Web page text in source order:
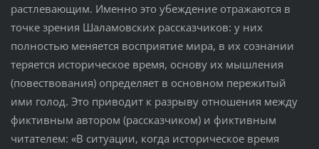
растлевающим. Именно это убеждение отражаются в
точке зрения Шаламовских рассказчиков: у них
полностью меняется восприятие мира, в их сознании
теряется историческое время, основу их мышления
(повествования) определяет в основном пережитый
ими голод. Это приводит к разрыву отношения между
фиктивным автором (рассказчиком) и фиктивным
читателем: «В ситуации, когда историческое время